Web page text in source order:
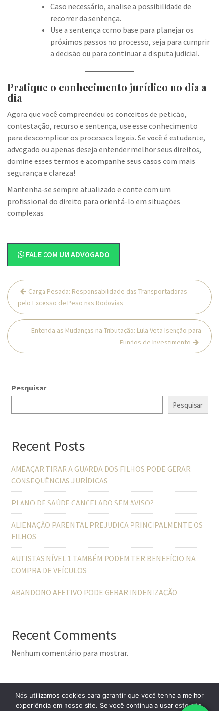
Caso necessário, analise a possibilidade de
recorrer da sentença.
Use a sentença como base para planejar os
próximos passos no processo, seja para cumprir
a decisão ou para continuar a disputa judicial.
Pratique o conhecimento jurídico no dia a
dia
Agora que você compreendeu os conceitos de petição,
contestação, recurso e sentença, use esse conhecimento
para descomplicar os processos legais. Se você é estudante,
advogado ou apenas deseja entender melhor seus direitos,
domine esses termos e acompanhe seus casos com mais
segurança e clareza!
Mantenha-se sempre atualizado e conte com um
profissional do direito para orientá-lo em situações
complexas.
FALE COM UM ADVOGADO
Navegação
de
Post
Carga Pesada: Responsabilidade das Transportadoras
pelo Excesso de Peso nas Rodovias
Entenda as Mudanças na Tributação: Lula Veta Isenção para
Fundos de Investimento
Pesquisar
Pesquisar
Recent Posts
AMEAÇAR TIRAR A GUARDA DOS FILHOS PODE GERAR
CONSEQUÊNCIAS JURÍDICAS
PLANO DE SAÚDE CANCELADO SEM AVISO?
ALIENAÇÃO PARENTAL PREJUDICA PRINCIPALMENTE OS
FILHOS
AUTISTAS NÍVEL 1 TAMBÉM PODEM TER BENEFÍCIO NA
COMPRA DE VEÍCULOS
ABANDONO AFETIVO PODE GERAR INDENIZAÇÃO
Recent Comments
Nenhum comentário para mostrar.
Nós utilizamos cookies para garantir que você tenha a melhor
experiência em nosso site. Se você continua a usar este site,